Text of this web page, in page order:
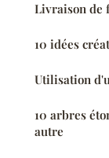
Livraison de
10 idées
Utilisation
10 arbres
autre